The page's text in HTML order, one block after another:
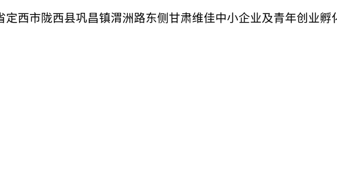
西市陇西县巩昌镇渭洲路东侧甘肃维佳中小企业及青年创业孵